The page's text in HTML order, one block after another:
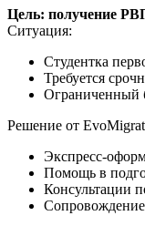
Цель: получение
Ситуация:
Студентка
Требуется
Ограниченный
Решение от
Экспресс-
Помощь в
Консультации